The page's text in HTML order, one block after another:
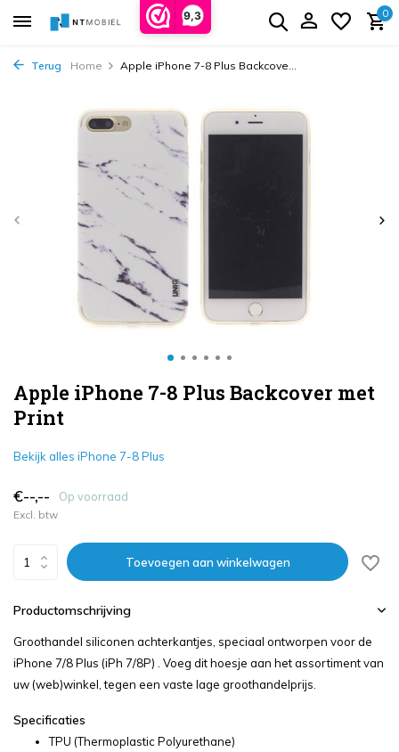
9,3 0
Terug Home Apple iPhone 7-8 Plus Backcove...
Apple iPhone 7-8 Plus Backcover met
Print
Bekijk alles iPhone 7-8 Plus
€--,-- Op voorraad
Excl. btw
Toevoegen aan winkelwagen
Productomschrijving
Groothandel siliconen achterkantjes, speciaal ontworpen voor de
iPhone 7/8 Plus (iPh 7/8P) . Voeg dit hoesje aan het assortiment van
uw (web)winkel, tegen een vaste lage groothandelprijs.
Specificaties
TPU (Thermoplastic Polyurethane)